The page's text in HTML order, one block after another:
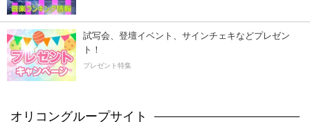
試写会、登壇イベント、サインチェキなどプレゼン
ト！
プレゼント特集
オリコングループサイト